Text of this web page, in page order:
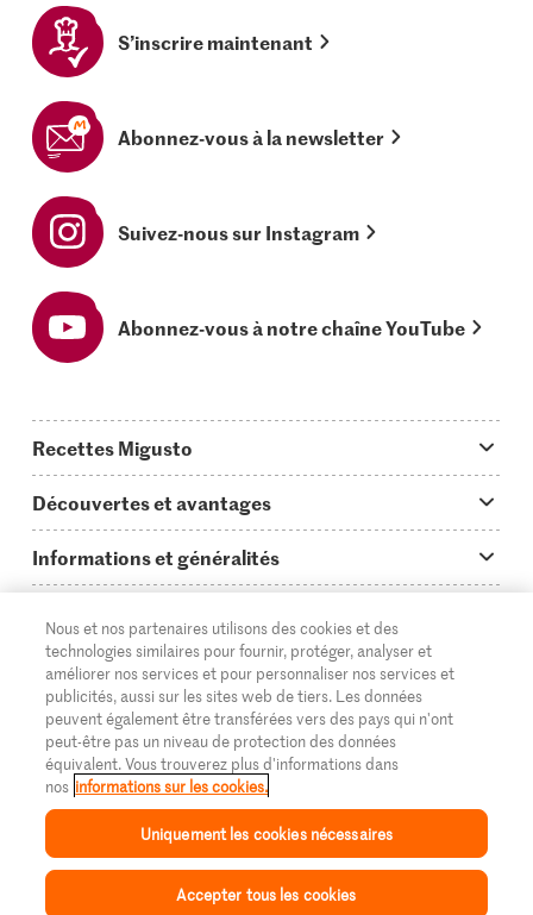
Inspiration Collection Recettes Mon Migusto
S’inscrire maintenant
Abonnez-vous à la newsletter
Suivez-nous sur Instagram
Abonnez-vous à notre chaîne YouTube
Recettes Migusto
Idées de menus
Plats principaux
Simple & vite prêt
Apéritif
Préparations au four
Enfants & famille
Toutes les recettes
Découvertes et avantages
On en parle...
Tutoriels
Glossaire des ingrédients
Login Migusto
Magazine Migusto
Informations et généralités
Questions concernant Migusto
Cuisiner avec Migusto
Service clientèle & contact
Publicité
Impressum
Mentions légales
Protection des données
Supermarché
Migros Online
À propos de Migros
Magasins
Cumulus
Migros Magazine
© 2026 La Fédération des coopératives Migros
DE FR IT
Nous et nos partenaires utilisons des cookies et des
technologies similaires pour fournir, protéger, analyser et
améliorer nos services et pour personnaliser nos services et
publicités, aussi sur les sites web de tiers. Les données
peuvent également être transférées vers des pays qui n'ont
peut-être pas un niveau de protection des données
équivalent. Vous trouverez plus d'informations dans
nos informations sur les cookies.
Uniquement les cookies nécessaires
Accepter tous les cookies